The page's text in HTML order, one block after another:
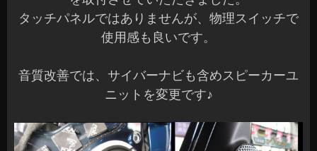
タッチパネルではありませんが、物理スイッチで
使用感も良いです。
音質改善では、サイバーナビも含めスピーカーユ
ニットを変更です♪